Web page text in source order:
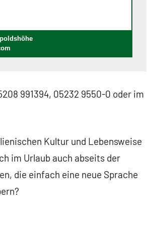
991394, 05232 9550-0 oder im
Kultur und Lebensweise
im Urlaub auch abseits der
die einfach eine neue Sprache